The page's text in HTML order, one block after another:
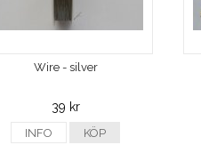
Wire - silver
39 kr
INFO KÖP